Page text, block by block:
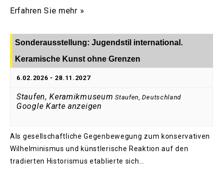
Erfahren Sie mehr »
Sonderausstellung: Jugendstil international.
Keramische Kunst ohne Grenzen
6.02.2026 - 28.11.2027
Staufen, Keramikmuseum Staufen, Deutschland
Google Karte anzeigen
Als gesellschaftliche Gegenbewegung zum konservativen
Wilhelminismus und künstlerische Reaktion auf den
tradierten Historismus etablierte sich…